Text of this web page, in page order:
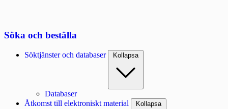
Söka och beställa
Söktjänster och databaser Kollapsa
Databaser
Åtkomst till elektroniskt material
Kollapsa